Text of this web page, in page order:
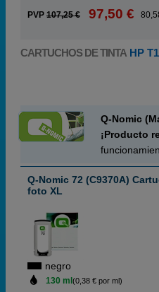
PVP 107,25 € 97,50 €
CARTUCHOS DE TINTA HP
Q-Nomic
¡Producto
Q-Nomic 72 (C9370A)
foto XL
negro
130 ml (0,38 € por ml)